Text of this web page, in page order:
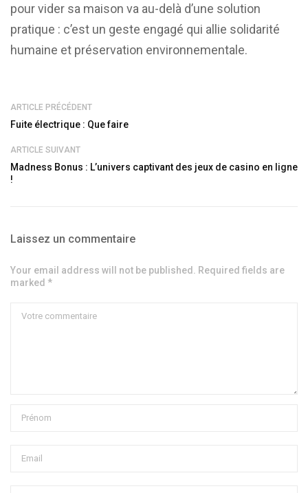
pour vider sa maison va au-delà d’une solution
pratique : c’est un geste engagé qui allie solidarité
humaine et préservation environnementale.
ARTICLE PRÉCÉDENT
Fuite électrique : Que faire
ARTICLE SUIVANT
Madness Bonus : L’univers captivant des jeux de casino en ligne
!
Laissez un commentaire
Your email address will not be published. Required fields are
marked *